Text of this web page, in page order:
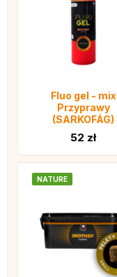
Fluo gel - mix
Przyprawy
(SARKOFÁG)
52 zł
NATURE